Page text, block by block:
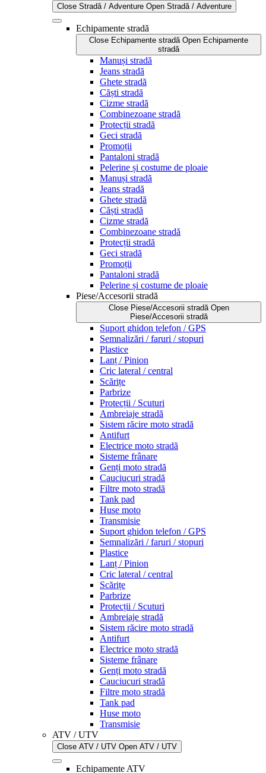
Close Stradă / Adventure Open Stradă / Adventure
Echipamente stradă
Close Echipamente stradă Open Echipamente
stradă
Manuși stradă
Jeans stradă
Ghete stradă
Căști stradă
Cizme stradă
Combinezoane stradă
Protecții stradă
Geci stradă
Promoții
Pantaloni stradă
Pelerine și costume de ploaie
Manuși stradă
Jeans stradă
Ghete stradă
Căști stradă
Cizme stradă
Combinezoane stradă
Protecții stradă
Geci stradă
Promoții
Pantaloni stradă
Pelerine și costume de ploaie
Piese/Accesorii stradă
Close Piese/Accesorii stradă Open
Piese/Accesorii stradă
Suport ghidon telefon / GPS
Semnalizări / faruri / stopuri
Plastice
Lanț / Pinion
Cric lateral / central
Scărițe
Parbrize
Protecții / Scuturi
Ambreiaje stradă
Sistem răcire moto stradă
Antifurt
Electrice moto stradă
Sisteme frânare
Genți moto stradă
Cauciucuri stradă
Filtre moto stradă
Tank pad
Huse moto
Transmisie
Suport ghidon telefon / GPS
Semnalizări / faruri / stopuri
Plastice
Lanț / Pinion
Cric lateral / central
Scărițe
Parbrize
Protecții / Scuturi
Ambreiaje stradă
Sistem răcire moto stradă
Antifurt
Electrice moto stradă
Sisteme frânare
Genți moto stradă
Cauciucuri stradă
Filtre moto stradă
Tank pad
Huse moto
Transmisie
ATV / UTV
Close ATV / UTV Open ATV / UTV
Echipamente ATV